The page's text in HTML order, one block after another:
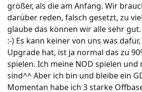
größer, als die am Anfang. Wir
darüber reden, falsch gesetzt, zu
glaube das können wir alle sehr
:-) Es kann keiner von uns was
Upgrade hat, ist ja normal das zu
spielen. Ich meine NOD spielen und
sind^^ Aber ich bin und bleibe ein
Momentan habe ich 3 starke